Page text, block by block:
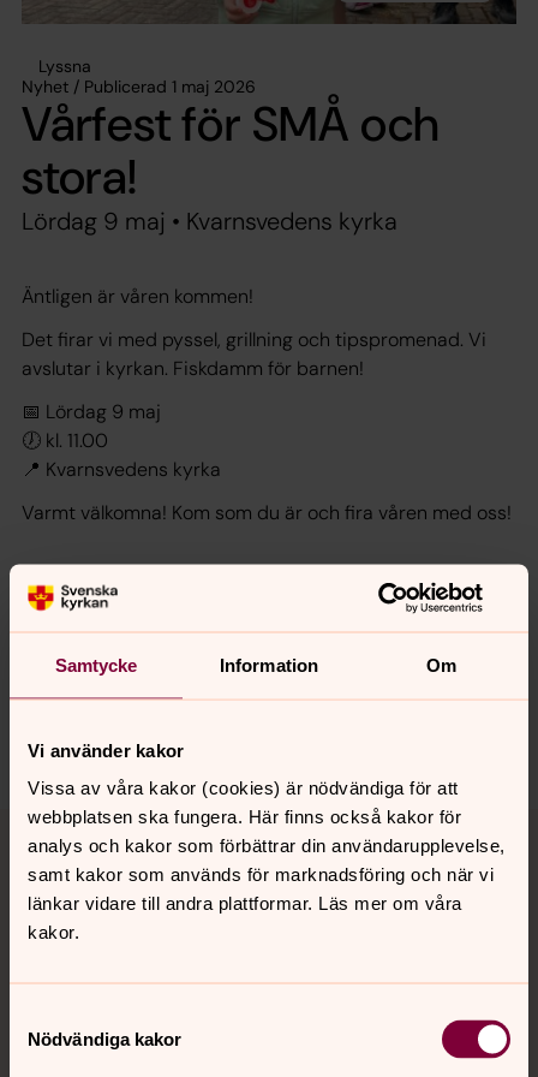
Samtycke Information Om
Vi använder kakor
Vissa av våra kakor (cookies) är nödvändiga för att
webbplatsen ska fungera. Här finns också kakor för
analys och kakor som förbättrar din användarupplevelse,
samt kakor som används för marknadsföring och när vi
länkar vidare till andra plattformar. Läs mer om våra
kakor.
Nödvändiga kakor
Lyssna
Nyhet / Publicerad 1 maj 2026
Vårfest för SMÅ och
stora!
Lördag 9 maj • Kvarnsvedens kyrka
Äntligen är våren kommen!
Det firar vi med pyssel, grillning och tipspromenad. Vi
avslutar i kyrkan. Fiskdamm för barnen!
📅 Lördag 9 maj
🕖 kl. 11.00
📍 Kvarnsvedens kyrka
Varmt välkomna! Kom som du är och fira våren med oss!
Synpunkter eller frågor på sidans
innehåll?
stora-tuna.pastorat@svenskakyrkan.se
Dela
Tillbaka till toppen
Tillbaka till innehållet
Kontakt
Kalender